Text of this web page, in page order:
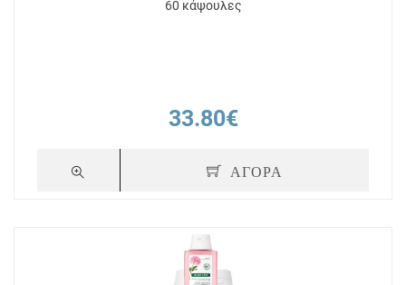
60 κάψουλες
33.80€
ΑΓΟΡΑ